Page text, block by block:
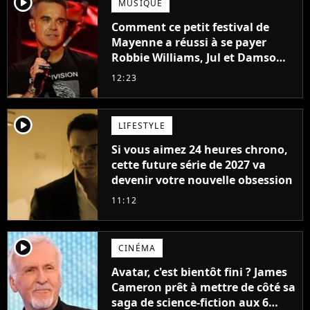
MUSIQUE
Comment ce petit festival de
Mayenne a réussi à se payer
Robbie Williams, Jul et Damso
cette année ?
12:23
player2 LIFESTYLE
Si vous aimez 24 heures chrono,
cette future série de 2027 va
devenir votre nouvelle obsession
11:12
player2 CINÉMA
Avatar, c'est bientôt fini ? James
Cameron prêt à mettre de côté sa
saga de science-fiction aux 6